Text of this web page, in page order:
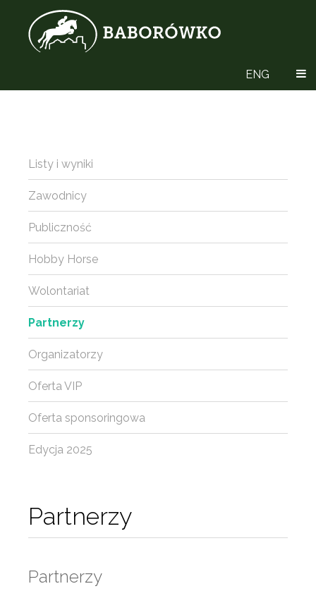
ENG
Partnerzy
Partnerzy
Listy i wyniki
Zawodnicy
Publiczność
Hobby Horse
Wolontariat
Partnerzy
Organizatorzy
Oferta VIP
Oferta sponsoringowa
Edycja 2025